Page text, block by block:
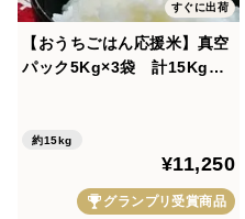
殺虫剤は、虫を殺します。
殺菌剤は、菌を殺します。
散布する「人間」も、農薬
身体に悪いです。
すぐに出荷
【おうちごはん応援米】真空
パック5Kg×3袋 計15Kg
庭におすすめ【白米業務用簡
易包装】🏆食べチョクお米グ
ランプリ2025🏆銀賞
約15kg
¥11,250
グランプリ受賞商品